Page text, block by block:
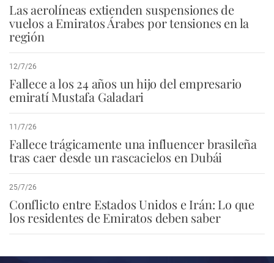
Las aerolíneas extienden suspensiones de
vuelos a Emiratos Árabes por tensiones en la
región
12/7/26
Fallece a los 24 años un hijo del empresario
emiratí Mustafa Galadari
11/7/26
Fallece trágicamente una influencer brasileña
tras caer desde un rascacielos en Dubái
25/7/26
Conflicto entre Estados Unidos e Irán: Lo que
los residentes de Emiratos deben saber